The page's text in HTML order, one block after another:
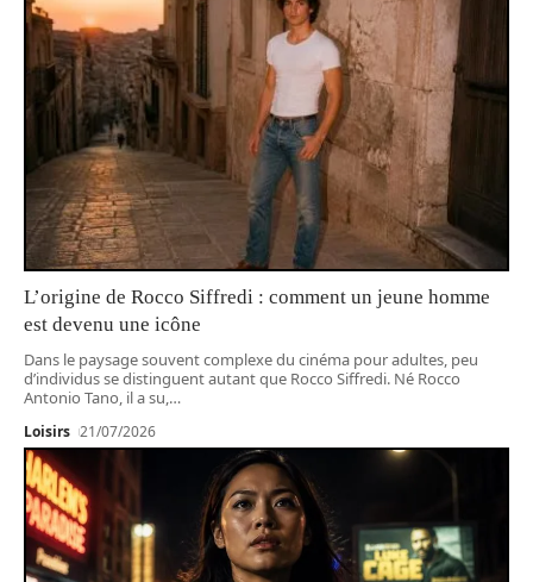
L’origine de Rocco Siffredi : comment un jeune homme
est devenu une icône
Dans le paysage souvent complexe du cinéma pour adultes, peu
d’individus se distinguent autant que Rocco Siffredi. Né Rocco
Antonio Tano, il a su, …
Loisirs 21/07/2026